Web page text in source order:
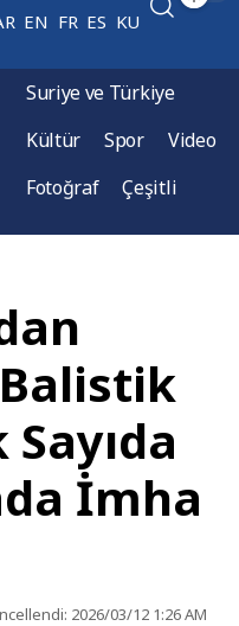
EN FR ES KU
Suriye ve Türkiye
Kültür
Spor
Video
Fotoğraf
Çeşitli
Balistik
İmha
2026/03/12 1:26 AM